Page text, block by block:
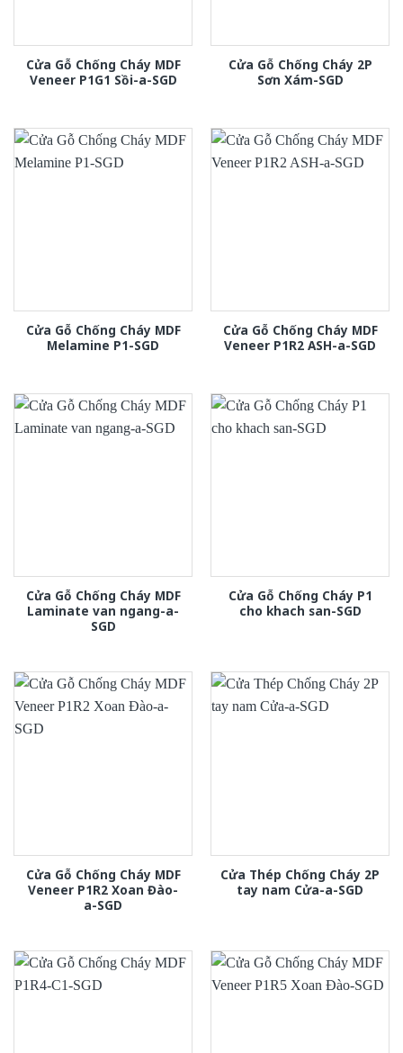
Cửa Gỗ Chống Cháy MDF
Veneer P1G1 Sồi-a-SGD
Cửa Gỗ Chống Cháy 2P
Sơn Xám-SGD
Cửa Gỗ Chống Cháy MDF
Melamine P1-SGD
Cửa Gỗ Chống Cháy MDF
Veneer P1R2 ASH-a-SGD
Cửa Gỗ Chống Cháy MDF
Laminate van ngang-a-
SGD
Cửa Gỗ Chống Cháy P1
cho khach san-SGD
Cửa Gỗ Chống Cháy MDF
Veneer P1R2 Xoan Đào-
a-SGD
Cửa Thép Chống Cháy 2P
tay nam Cửa-a-SGD